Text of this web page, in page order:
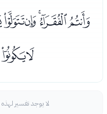
لا يوجد تفسير